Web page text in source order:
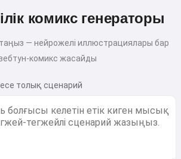
комикс генераторы
— нейрожелі иллюстрациялары бар
комикс жасайды
толық сценарий